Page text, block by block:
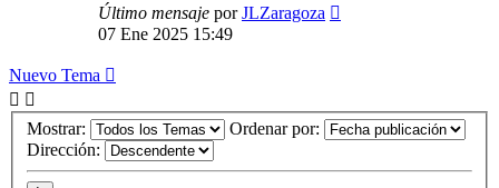
Último mensaje porJLZaragoza
07 Ene 2025 15:49
Nuevo Tema
Mostrar:
Ordenar por:
Dirección: